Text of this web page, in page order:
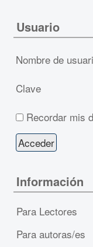
Usuario
Nombre de
Clave
Recordar mis
Información
Para Lectores
Para autoras/es